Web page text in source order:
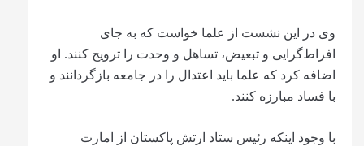
وی در این نشست از علما خواست که به جای
افراط‌گرایی و تبعیض، تساهل و وحدت را ترویج کنند. او
اضافه کرد که علما باید اعتدال را در جامعه بازگردانند و
با فساد مبارزه کنند.
با وجود اینکه رئیس ستاد ارتش پاکستان از امارت